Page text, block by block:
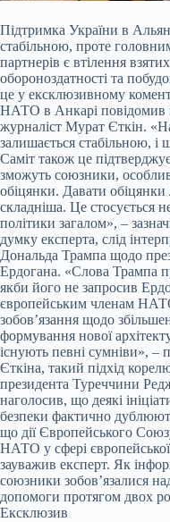
Підтримка України в
стабільною, проте
партнерів є втілення
обороноздатності та
це у ексклюзивному
НАТО в Анкарі повідомив
журналіст Мурат Єткін.
залишається стабільною,
Саміт також це
зможуть союзники,
обіцянки. Давати обіцянки
складніша. Це стосується
політики загалом», –
думку експерта, слід
Дональда Трампа щодо
Ердогана. «Слова Трампа
якби його не запросив
європейським членам
зобов’язання щодо
формування нової
існують певні сумніви», –
Єткіна, такий підхід
президента Туреччини
наголосив, що деякі
безпеки фактично
що дії Європейського
НАТО у сфері
зауважив експерт. Як
союзники зобов’язалися
допомоги протягом двох
Ексклюзив